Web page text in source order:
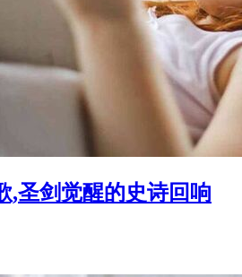
,圣剑觉醒的史诗回响